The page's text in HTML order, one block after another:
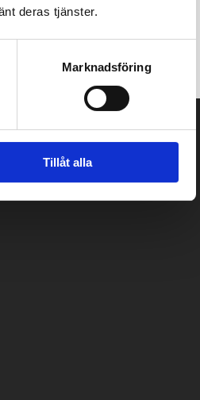
deras tjänster.
Marknadsföring
Tillåt alla